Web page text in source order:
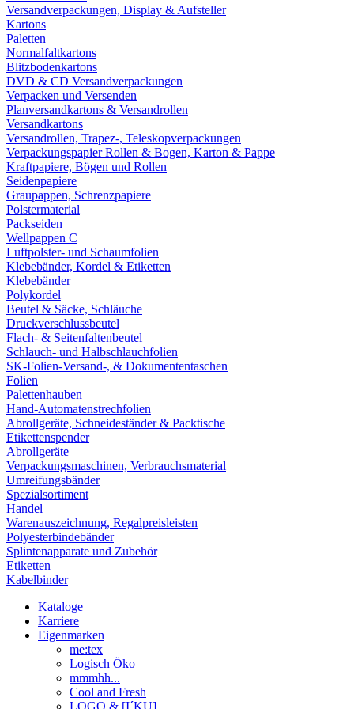
Versandverpackungen, Display & Aufsteller
Kartons
Paletten
Normalfaltkartons
Blitzbodenkartons
DVD & CD Versandverpackungen
Verpacken und Versenden
Planversandkartons & Versandrollen
Versandkartons
Versandrollen, Trapez-, Teleskopverpackungen
Verpackungspapier Rollen & Bogen, Karton & Pappe
Kraftpapiere, Bögen und Rollen
Seidenpapiere
Graupappen, Schrenzpapiere
Polstermaterial
Packseiden
Wellpappen C
Luftpolster- und Schaumfolien
Klebebänder, Kordel & Etiketten
Klebebänder
Polykordel
Beutel & Säcke, Schläuche
Druckverschlussbeutel
Flach- & Seitenfaltenbeutel
Schlauch- und Halbschlauchfolien
SK-Folien-Versand-, & Dokumententaschen
Folien
Palettenhauben
Hand-Automatenstrechfolien
Abrollgeräte, Schneideständer & Packtische
Etikettenspender
Abrollgeräte
Verpackungsmaschinen, Verbrauchsmaterial
Umreifungsbänder
Spezialsortiment
Handel
Warenauszeichnung, Regalpreisleisten
Polyesterbindebänder
Splintenapparate und Zubehör
Etiketten
Kabelbinder
Kataloge
Karriere
Eigenmarken
me:tex
Logisch Öko
mmmhh...
Cool and Fresh